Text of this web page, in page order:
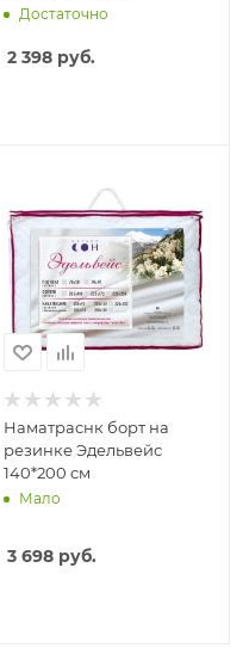
Достаточно
2 398 руб.
Наматраснк борт на
резинке Эдельвейс
140*200 см
Мало
3 698 руб.